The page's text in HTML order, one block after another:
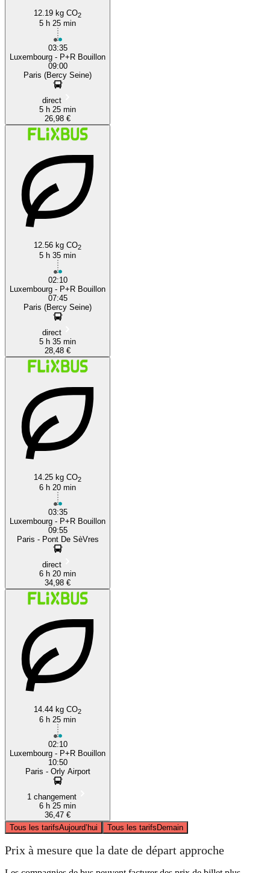
12.19 kg CO2
5 h 25 min
03:35
Luxembourg - P+R Bouillon
09:00
Paris (Bercy Seine)
direct
5 h 25 min
26,98 €
12.56 kg CO2
5 h 35 min
02:10
Luxembourg - P+R Bouillon
07:45
Paris (Bercy Seine)
direct
5 h 35 min
28,48 €
14.25 kg CO2
6 h 20 min
03:35
Luxembourg - P+R Bouillon
09:55
Paris - Pont De SèVres
direct
6 h 20 min
34,98 €
14.44 kg CO2
6 h 25 min
02:10
Luxembourg - P+R Bouillon
10:50
Paris - Orly Airport
1 changement
6 h 25 min
36,47 €
Tous les tarifsAujourd’hui Tous les tarifsDemain
Prix à mesure que la date de départ approche